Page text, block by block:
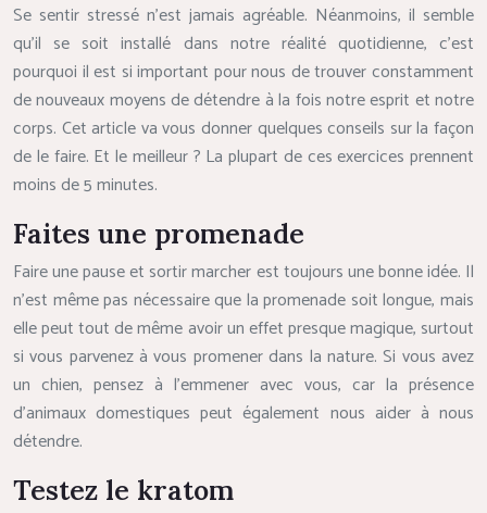
Se sentir stressé n’est jamais agréable. Néanmoins, il semble
qu’il se soit installé dans notre réalité quotidienne, c’est
pourquoi il est si important pour nous de trouver constamment
de nouveaux moyens de détendre à la fois notre esprit et notre
corps. Cet article va vous donner quelques conseils sur la façon
de le faire. Et le meilleur ? La plupart de ces exercices prennent
moins de 5 minutes.
Faites une promenade
Faire une pause et sortir marcher est toujours une bonne idée. Il
n’est même pas nécessaire que la promenade soit longue, mais
elle peut tout de même avoir un effet presque magique, surtout
si vous parvenez à vous promener dans la nature. Si vous avez
un chien, pensez à l’emmener avec vous, car la présence
d’animaux domestiques peut également nous aider à nous
détendre.
Testez le kratom